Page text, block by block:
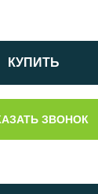
КУПИТЬ